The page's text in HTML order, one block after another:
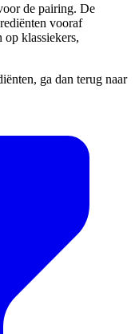
de pairing. De
vooraf
klassiekers,
ga dan terug naar